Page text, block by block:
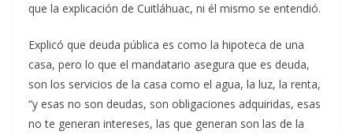
que la explicación de Cuitláhuac, ni él mismo se entendió.
Explicó que deuda pública es como la hipoteca de una
casa, pero lo que el mandatario asegura que es deuda,
son los servicios de la casa como el agua, la luz, la renta,
“y esas no son deudas, son obligaciones adquiridas, esas
no te generan intereses, las que generan son las de la